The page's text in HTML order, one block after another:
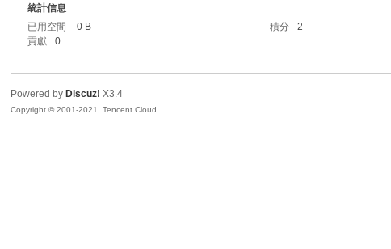
統計信息
已用空間
0 B 積分 2
貢獻
0
Powered by Discuz! X3.4
Copyright © 2001-2021, Tencent Cloud.